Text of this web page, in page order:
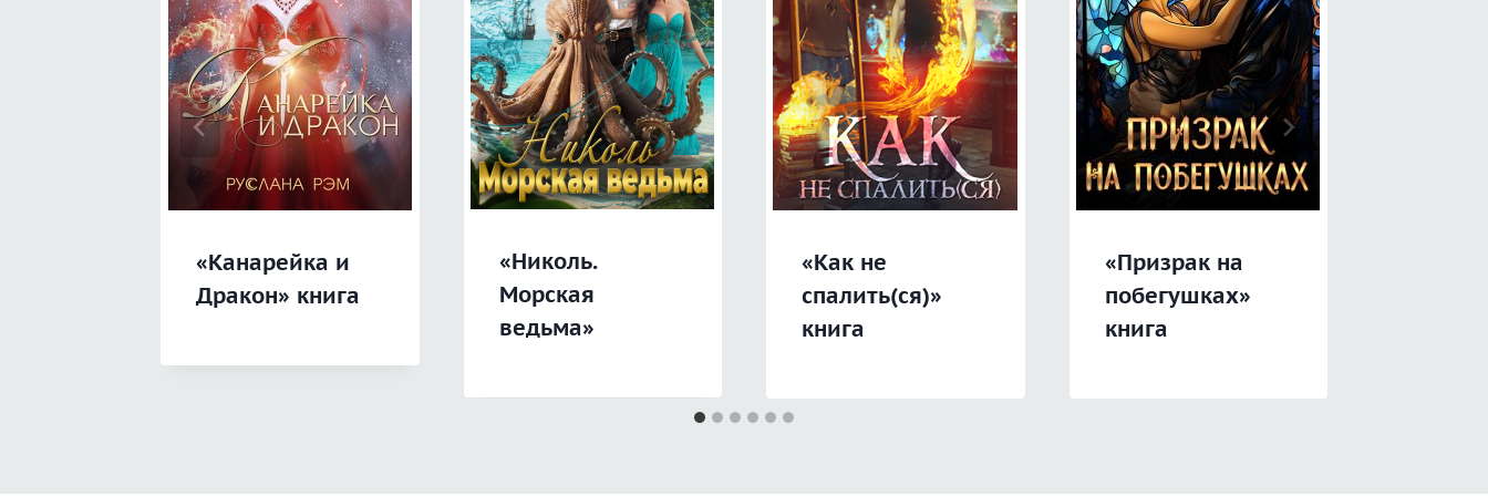
«Канарейка и
Дракон» книга
«Николь.
Морская
ведьма»
«Как не
спалить(ся)»
книга
«Призрак на
побегушках»
книга